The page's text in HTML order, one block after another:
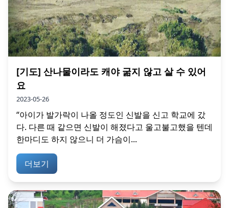
[기도] 산나물이라도 캐야 굶지 않고 살 수 있어
요
2023-05-26
“아이가 발가락이 나올 정도인 신발을 신고 학교에 갔
다. 다른 때 같으면 신발이 해졌다고 울고불고했을 텐데
한마디도 하지 않으니 더 가슴이...
더보기